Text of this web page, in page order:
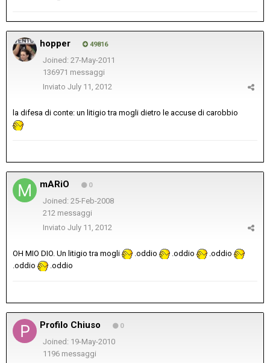
hopper 49816
Joined: 27-May-2011
136971 messaggi
Inviato July 11, 2012
la difesa di conte: un litigio tra mogli dietro le accuse di carobbio
mARiO 0
Joined: 25-Feb-2008
212 messaggi
Inviato July 11, 2012
OH MIO DIO. Un litigio tra mogli .oddio .oddio
.oddio
.oddio
.oddio
Profilo Chiuso 0
Joined: 19-May-2010
1196 messaggi